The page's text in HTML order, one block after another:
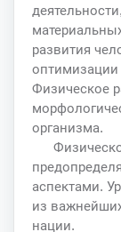
развития
оптимизации
Физическое
организма.
аспектами.
из
нации.